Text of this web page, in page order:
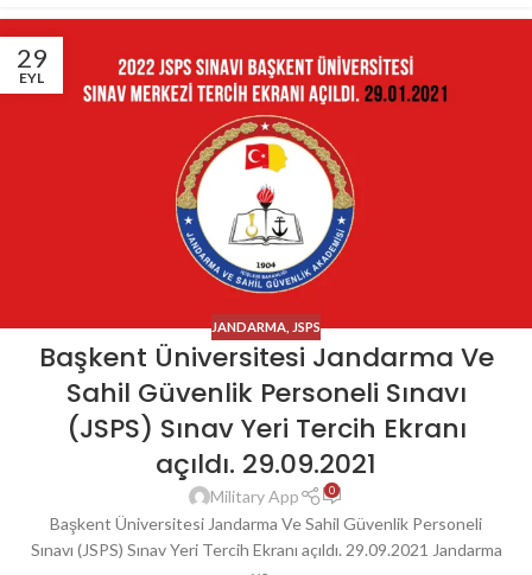
29
EYL
JANDARMA JSPS
Başkent Üniversitesi Jandarma Ve
Sahil Güvenlik Personeli Sınavı
(JSPS) Sınav Yeri Tercih Ekranı
açıldı. 29.09.2021
Military App 0
Başkent Üniversitesi Jandarma Ve Sahil Güvenlik Personeli
Sınavı (JSPS) Sınav Yeri Tercih Ekranı açıldı. 29.09.2021 Jandarma